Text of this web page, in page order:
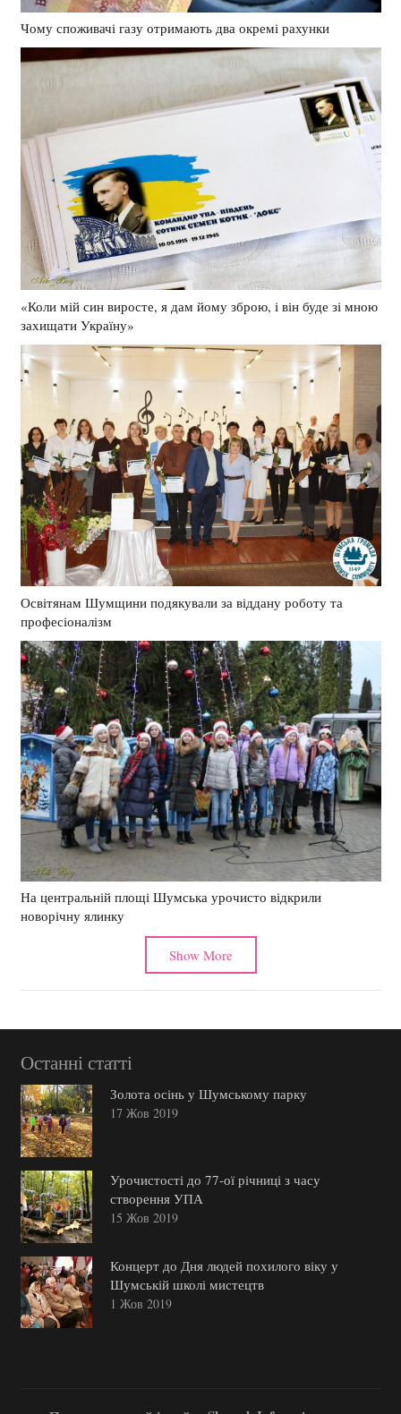
Чому споживачі газу отримають два окремі рахунки
«Коли мій син виросте, я дам йому зброю, і він буде зі мною
захищати Україну»
Освітянам Шумщини подякували за віддану роботу та
професіоналізм
На центральній площі Шумська урочисто відкрили
новорічну ялинку
Show More
Останні статті
Золота осінь у Шумському парку
17 Жов 2019
Урочистості до 77-ої річниці з часу
створення УПА
15 Жов 2019
Концерт до Дня людей похилого віку у
Шумській школі мистецтв
1 Жов 2019